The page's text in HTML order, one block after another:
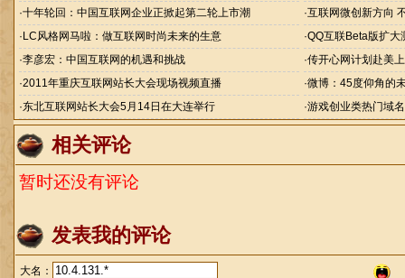
·十年轮回：中国互联网企业正掀起第二轮上市潮 ·互联网微创新方向
· LC风格网马啦：做互联网时尚未来的生意 ·QQ互联Beta版扩大
·李彦宏：中国互联网的机遇和挑战 ·传开心网计划赴美
·2011年重庆互联网站长大会现场视频直播 ·微博：45度仰角的
·东北互联网站长大会5月14日在大连举行 ·游戏创业类热门域
相关评论
暂时还没有评论
发表我的评论
大名：